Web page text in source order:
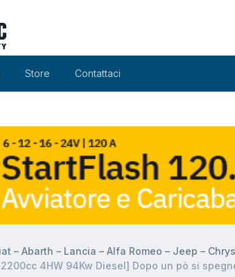
Store Contattaci
– Abarth – Lancia – Alfa Romeo – Jeep –
4HW 94Kw Diesel] Dopo un pò si